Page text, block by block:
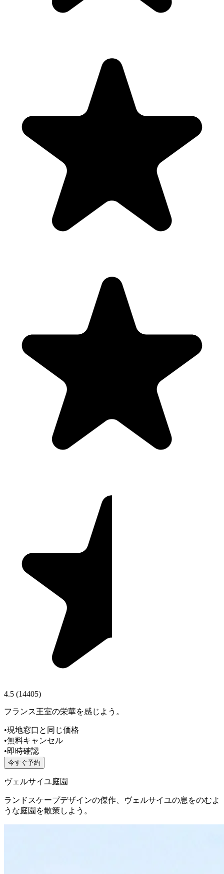
4.5 (14405)
フランス王室の栄華を感じよう。
•現地窓口と同じ価格
•無料キャンセル
•即時確認
今すぐ予約
ヴェルサイユ庭園
ランドスケープデザインの傑作、ヴェルサイユの息をのむよ
うな庭園を散策しよう。